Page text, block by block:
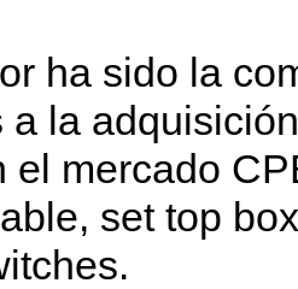
ha sido la
a la
el mercado
set top